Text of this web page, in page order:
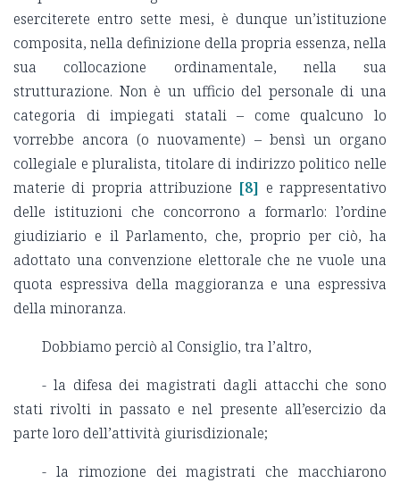
eserciterete entro sette mesi, è dunque un’istituzione
composita, nella definizione della propria essenza, nella
sua collocazione ordinamentale, nella sua
strutturazione. Non è un ufficio del personale di una
categoria di impiegati statali – come qualcuno lo
vorrebbe ancora (o nuovamente) – bensì un organo
collegiale e pluralista, titolare di indirizzo politico nelle
materie di propria attribuzione [8] e rappresentativo
delle istituzioni che concorrono a formarlo: l’ordine
giudiziario e il Parlamento, che, proprio per ciò, ha
adottato una convenzione elettorale che ne vuole una
quota espressiva della maggioranza e una espressiva
della minoranza.
Dobbiamo perciò al Consiglio, tra l’altro,
- la difesa dei magistrati dagli attacchi che sono
stati rivolti in passato e nel presente all’esercizio da
parte loro dell’attività giurisdizionale;
- la rimozione dei magistrati che macchiarono